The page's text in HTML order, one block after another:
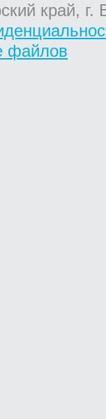
край,
файлов